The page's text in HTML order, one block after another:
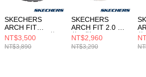
SKECHERS
ARCH FIT
CROSSER 男 休
閒鞋 205347BLK
NT$3,500
NT$3,890
SKECHERS
ARCH FIT 2.0 女
休閒鞋
150333NTMT
NT$2,960
NT$3,290